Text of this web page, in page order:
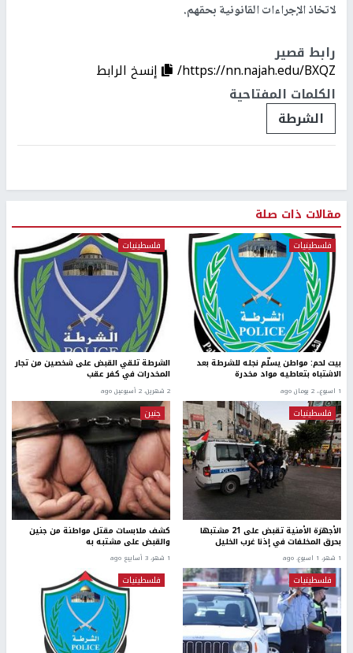
لاتخاذ الإجراءات القانونية بحقهم.
رابط قصير
https://nn.najah.edu/BXQZ/
إنسخ الرابط
الكلمات المفتاحية
الشرطة
مقالات ذات صلة
فلسطينيات
بيت لحم: مواطن يسلّم نجله للشرطة بعد
الاشتباه بتعاطيه مواد مخدرة
1 اسبوع.، 2 يومان ago
فلسطينيات
الشرطة تلقي القبض على شخصين من تجار
المخدرات في كفر عقب
2 شهرين، 2 أسبوعين ago
فلسطينيات
الأجهزة الأمنية تقبض على 21 مشتبها
بحرق المخلفات في إذنا غرب الخليل
1 شهر، 1 اسبوع. ago
جنين
كشف ملابسات مقتل مواطنة من جنين
والقبض على مشتبه به
1 شهر، 3 أسابيع ago
فلسطينيات فلسطينيات